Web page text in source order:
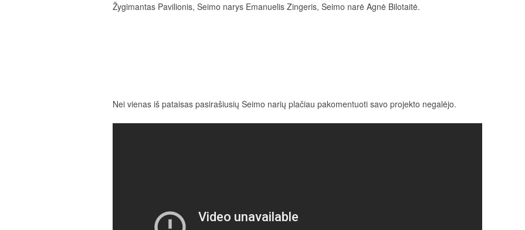
Žygimantas Pavilionis, Seimo narys Emanuelis Zingeris, Seimo narė Agnė Bilotaitė.
Nei vienas iš pataisas pasirašiusių Seimo narių plačiau pakomentuoti savo projekto negalėjo.